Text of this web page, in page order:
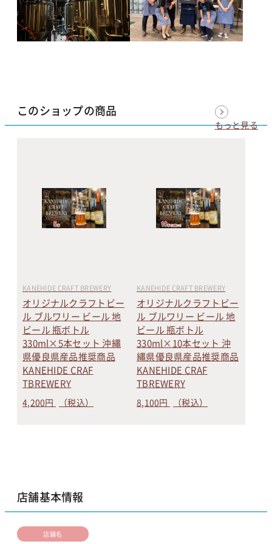
このショップの商品
KANEHIDE CRAFT BREWERY
オリジナルクラフトビー
ル ブルワリー ビール 地
ビール 瓶ボトル
330ml×5本セット 沖縄
県優良県産品推奨商品
KANEHIDE CRAF
TBREWERY
4,200円 （税込）
KANEHIDE CRAFT BREWERY
オリジナルクラフトビー
ル ブルワリー ビール 地
ビール 瓶ボトル
330ml×10本セット 沖
縄県優良県産品推奨商品
KANEHIDE CRAF
TBREWERY
8,100円 （税込）
もっと見る
店舗基本情報
店舗名